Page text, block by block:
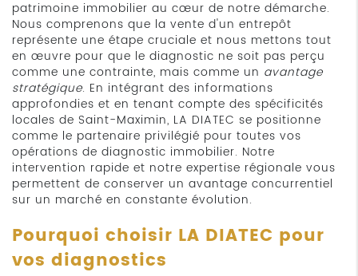
patrimoine immobilier au cœur de notre démarche.
Nous comprenons que la vente d'un entrepôt
représente une étape cruciale et nous mettons tout
en œuvre pour que le diagnostic ne soit pas perçu
comme une contrainte, mais comme un avantage
stratégique. En intégrant des informations
approfondies et en tenant compte des spécificités
locales de Saint-Maximin, LA DIATEC se positionne
comme le partenaire privilégié pour toutes vos
opérations de diagnostic immobilier. Notre
intervention rapide et notre expertise régionale vous
permettent de conserver un avantage concurrentiel
sur un marché en constante évolution.
Pourquoi choisir LA DIATEC pour
vos diagnostics